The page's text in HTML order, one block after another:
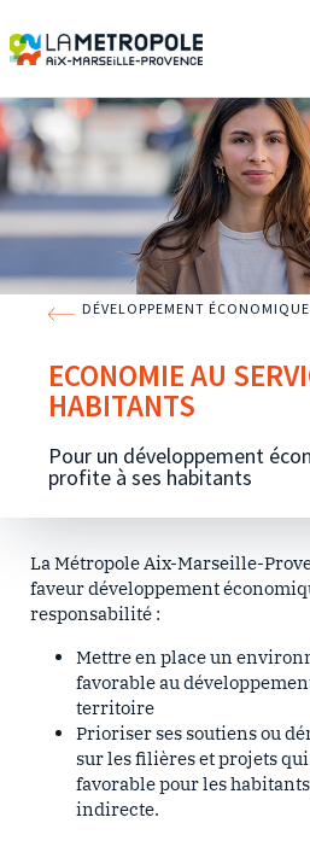
DÉVELOPPEMENT
ECONOMIE AU
HABITANTS
Pour un développement
profite à ses habitants
La Métropole Aix-Marseille-
faveur développement
responsabilité :
Mettre en place un
favorable au
territoire
Prioriser ses soutiens ou
sur les filières et projets
favorable pour les
indirecte.